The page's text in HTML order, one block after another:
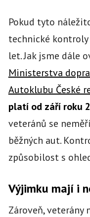
Pokud tyto
technické
let. Jak jsme dále
Ministerstva
Autoklubu České
platí od září roku
veteránů se
běžných aut.
způsobilost s
Výjimku mají i
Zároveň, veterány